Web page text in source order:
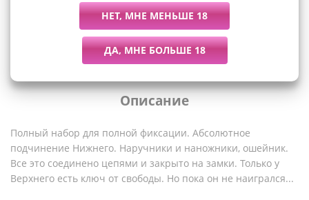
Описание
Полный набор для полной фиксации. Абсолютное
подчинение Нижнего. Наручники и наножники, ошейник.
Все это соединено цепями и закрыто на замки. Только у
Верхнего есть ключ от свободы. Но пока он не наигрался...